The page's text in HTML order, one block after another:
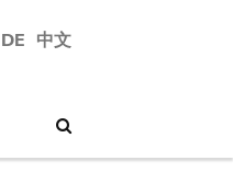
DE 中文